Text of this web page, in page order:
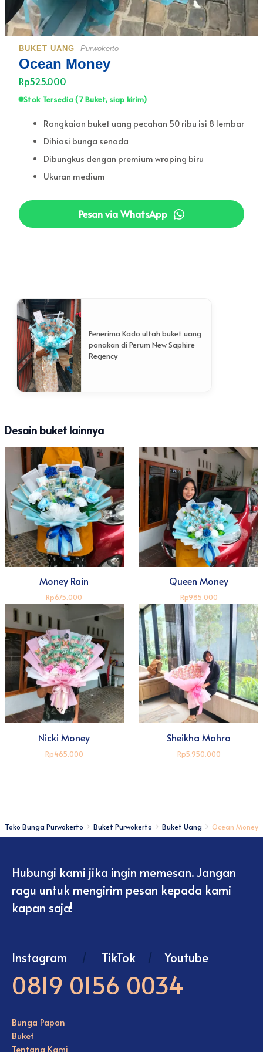
BUKET UANG
Ocean Money
Purwokerto
Rp525.000
Stok Tersedia (7 Buket, siap kirim)
Rangkaian buket uang pecahan 50 ribu isi 8 lembar
Dihiasi bunga senada
Dibungkus dengan premium wraping biru
Ukuran medium
Pesan via WhatsApp
Penerima Kado ultah buket uang
ponakan di Perum New Saphire
Regency
Desain buket lainnya
Money Rain
Rp675.000
Queen Money
Rp985.000
Nicki Money
Rp465.000
Sheikha Mahra
Rp5.950.000
Toko Bunga Purwokerto Buket Purwokerto Buket Uang Ocean Money
Hubungi kami jika ingin memesan. Jangan
ragu untuk mengirim pesan kepada kami
kapan saja!
Instagram / TikTok / Youtube
0819 0156 0034
Bunga Papan
Buket
Tentang Kami